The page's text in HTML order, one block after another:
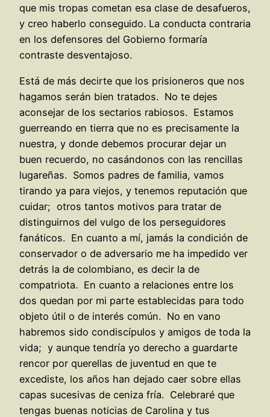
que mis tropas cometan esa clase de desafueros,
y creo haberlo conseguido. La conducta contraria
en los defensores del Gobierno formaría
contraste desventajoso.
Está de más decirte que los prisioneros que nos
hagamos serán bien tratados. No te dejes
aconsejar de los sectarios rabiosos. Estamos
guerreando en tierra que no es precisamente la
nuestra, y donde debemos procurar dejar un
buen recuerdo, no casándonos con las rencillas
lugareñas. Somos padres de familia, vamos
tirando ya para viejos, y tenemos reputación que
cuidar; otros tantos motivos para tratar de
distinguirnos del vulgo de los perseguidores
fanáticos. En cuanto a mí, jamás la condición de
conservador o de adversario me ha impedido ver
detrás la de colombiano, es decir la de
compatriota. En cuanto a relaciones entre los
dos quedan por mi parte establecidas para todo
objeto útil o de interés común. No en vano
habremos sido condiscípulos y amigos de toda la
vida; y aunque tendría yo derecho a guardarte
rencor por querellas de juventud en que te
excediste, los años han dejado caer sobre ellas
capas sucesivas de ceniza fría. Celebraré que
tengas buenas noticias de Carolina y tus